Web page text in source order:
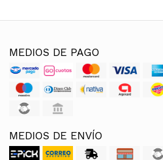
MEDIOS DE PAGO
MEDIOS DE ENVÍO